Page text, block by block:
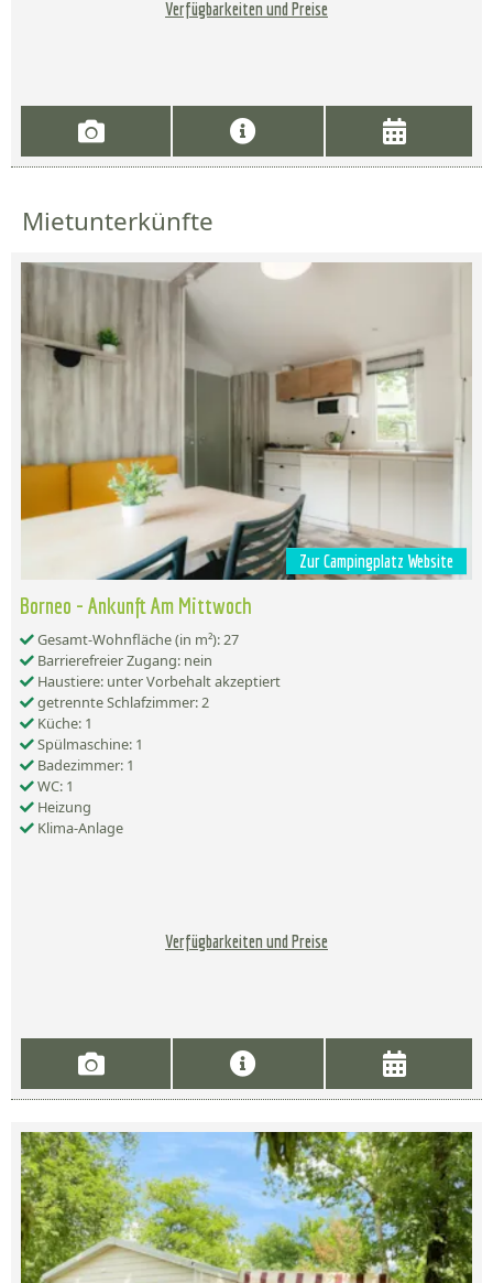
Verfügbarkeiten und Preise
Mietunterkünfte
Zur Campingplatz Website
Borneo - Ankunft Am Mittwoch
Gesamt-Wohnfläche (in m²): 27
Barrierefreier Zugang: nein
Haustiere: unter Vorbehalt akzeptiert
getrennte Schlafzimmer: 2
Küche: 1
Spülmaschine: 1
Badezimmer: 1
WC: 1
Heizung
Klima-Anlage
Verfügbarkeiten und Preise